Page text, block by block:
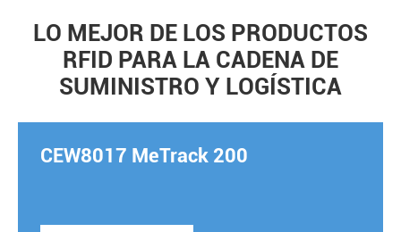
LO MEJOR DE LOS PRODUCTOS
RFID PARA LA CADENA DE
SUMINISTRO Y LOGÍSTICA
CEW8017 MeTrack 200